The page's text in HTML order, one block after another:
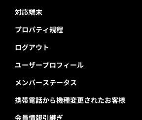
対応端末
プロパティ規程
ログアウト
ユーザープロフィール
メンバーステータス
携帯電話から機種変更されたお客様
会員情報引継ぎ